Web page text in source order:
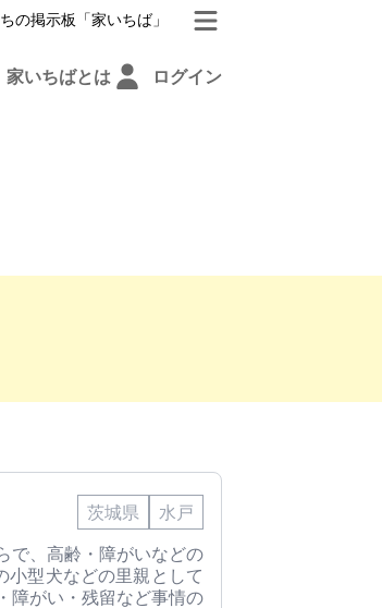
の掲示板「家いちば」
家いちばとは ログイン
茨城県
水戸
で、高齢・障がいなどの
小型犬などの里親として
障がい・残留など事情の